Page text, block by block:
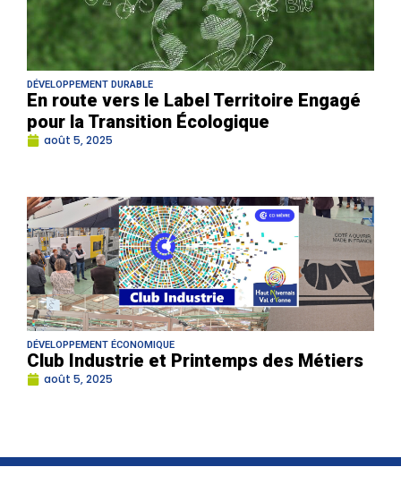
DÉVELOPPEMENT DURABLE
En route vers le Label Territoire Engagé
pour la Transition Écologique
août 5, 2025
DÉVELOPPEMENT ÉCONOMIQUE
Club Industrie et Printemps des Métiers
août 5, 2025